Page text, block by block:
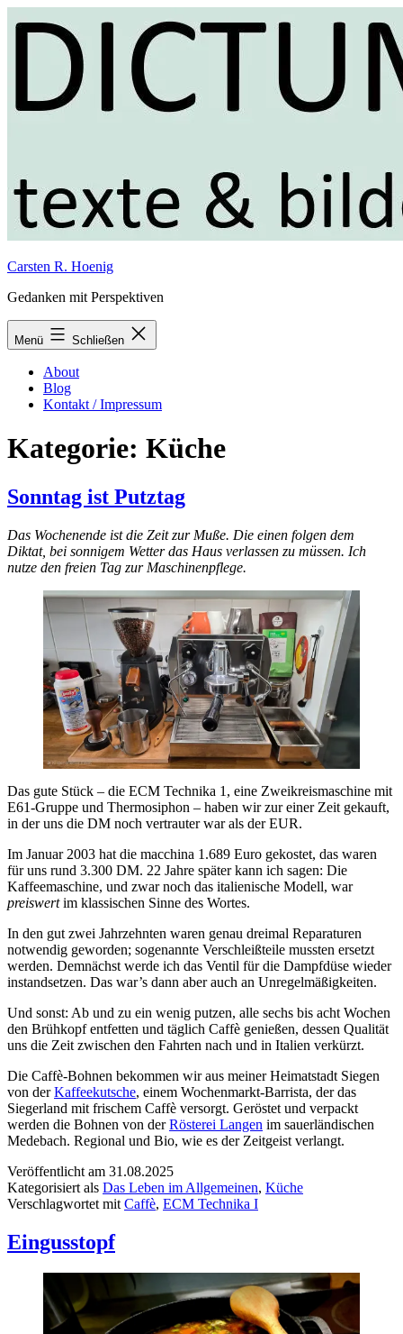
Inhalt
Carsten R. Hoenig
Gedanken mit Perspektiven
Menü Schließen
About
Blog
Kontakt / Impressum
Kategorie: Küche
Sonntag ist Putztag
Das Wochenende ist die Zeit zur Muße. Die einen folgen dem
Diktat, bei sonnigem Wetter das Haus verlassen zu müssen. Ich
nutze den freien Tag zur Maschinenpflege.
Das gute Stück – die ECM Technika 1, eine Zweikreismaschine mit
E61-Gruppe und Thermosiphon – haben wir zur einer Zeit gekauft,
in der uns die DM noch vertrauter war als der EUR.
Im Januar 2003 hat die macchina 1.689 Euro gekostet, das waren
für uns rund 3.300 DM. 22 Jahre später kann ich sagen: Die
Kaffeemaschine, und zwar noch das italienische Modell, war
preiswertim klassischen Sinne des Wortes.
In den gut zwei Jahrzehnten waren genau dreimal Reparaturen
notwendig geworden; sogenannte Verschleißteile mussten ersetzt
werden. Demnächst werde ich das Ventil für die Dampfdüse wieder
instandsetzen. Das war’s dann aber auch an Unregelmäßigkeiten.
Und sonst: Ab und zu ein wenig putzen, alle sechs bis acht Wochen
den Brühkopf entfetten und täglich Caffè genießen, dessen Qualität
uns die Zeit zwischen den Fahrten nach und in Italien verkürzt.
Die Caffè-Bohnen bekommen wir aus meiner Heimatstadt Siegen
von derKaffeekutsche, einem Wochenmarkt-Barrista, der das
Siegerland mit frischem Caffè versorgt. Geröstet und verpackt
werden die Bohnen von derRösterei Langen im sauerländischen
Medebach. Regional und Bio, wie es der Zeitgeist verlangt.
Veröffentlicht am 31.08.2025
Kategorisiert als Das Leben im Allgemeinen, Küche
Verschlagwortet mit Caffè, ECM Technika I
Eingusstopf